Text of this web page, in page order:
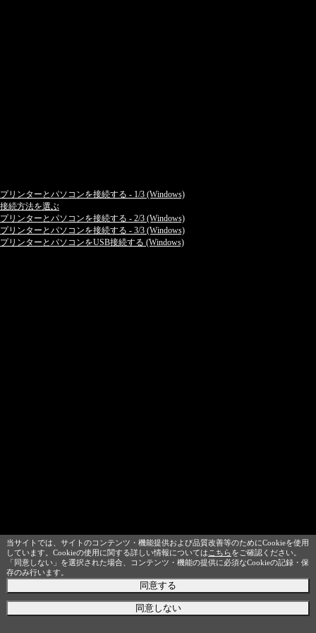
当サイトでは、サイトのコンテンツ・機能提供および品質改善等のためにCookieを使用
しています。Cookieの使用に関する詳しい情報については こちらをご確認ください。
「同意しない」を選択された場合、コンテンツ・機能の提供に必須なCookieの記録・保
存のみ行います。
同意する
同意しない
プリンターとパソコンを接続する - 1/3 (Windows)
接続方法を選ぶ
プリンターとパソコンを接続する - 2/3 (Windows)
プリンターとパソコンを接続する - 3/3 (Windows)
プリンターとパソコンをUSB接続する (Windows)